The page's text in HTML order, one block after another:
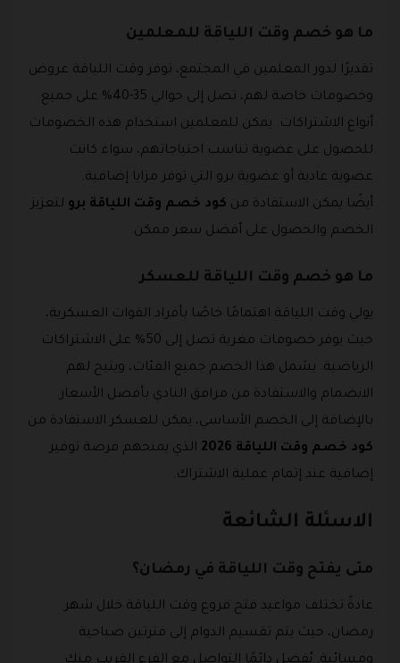
ما هو خصم وقت اللياقة للمعلمين
تقديرًا لدور المعلمين في المجتمع، توفر وقت اللياقة عروض
وخصومات خاصة لهم، تصل إلى حوالي 35-40% على جميع
أنواع الاشتراكات. يمكن للمعلمين استخدام هذه الخصومات
للحصول على عضوية تناسب احتياجاتهم، سواء كانت
عضوية عادية أو عضوية برو التي توفر مزايا إضافية.
أيضًا يمكن الاستفادة من كود خصم وقت اللياقة برو لتعزيز
الخصم والحصول على أفضل سعر ممكن.
ما هو خصم وقت اللياقة للعسكر
يولي وقت اللياقة اهتمامًا خاصًا بأفراد القوات العسكرية،
حيث يوفر خصومات مغرية تصل إلى 50% على الاشتراكات
الرياضية. يشمل هذا الخصم جميع الفئات، ويتيح لهم
الانضمام والاستفادة من مرافق النادي بأفضل الأسعار.
بالإضافة إلى الخصم الأساسي، يمكن للعسكر الاستفادة من
كود خصم وقت اللياقة 2026
الذي يمنحهم فرصة توفير
إضافية عند إتمام عملية الاشتراك.
الاسئلة الشائعة
متى يفتح وقت اللياقة في رمضان؟
عادةً تختلف مواعيد فتح فروع وقت اللياقة خلال شهر
رمضان، حيث يتم تقسيم الدوام إلى فترتين صباحية